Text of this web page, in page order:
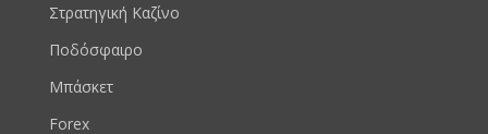
Στρατηγική Καζίνο
Ποδόσφαιρο
Μπάσκετ
Forex